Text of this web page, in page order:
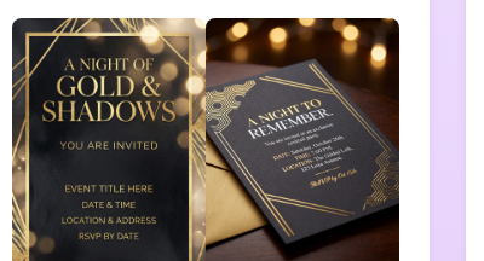
Akzenten, weichem Bokeh-Licht und
subtilen geometrischen Formen. Fügen Sie
elegante kontrastreiche Typografie und
einen stilvollen, modernen Stil hinzu. Die
allgemeine Atmosphäre sollte gehoben,
festlich und perfekt für
Abendveranstaltungen oder Cocktailpartys
sein. Sauberer Platz im Zentrum für
Veranstaltungstitel, Datum und Ort.